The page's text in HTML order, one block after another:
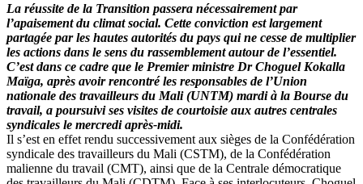
La réussite de la Transition passera nécessairement par
l’apaisement du climat social. Cette conviction est largement
partagée par les hautes autorités du pays qui ne cesse de multiplier
les actions dans le sens du rassemblement autour de l’essentiel.
C’est dans ce cadre que le Premier ministre Dr Choguel Kokalla
Maïga, après avoir rencontré les responsables de l’Union
nationale des travailleurs du Mali (UNTM) mardi à la Bourse du
travail, a poursuivi ses visites de courtoisie aux autres centrales
syndicales le mercredi après-midi.
Il s’est en effet rendu successivement aux sièges de la Confédération
syndicale des travailleurs du Mali (CSTM), de la Confédération
malienne du travail (CMT), ainsi que de la Centrale démocratique